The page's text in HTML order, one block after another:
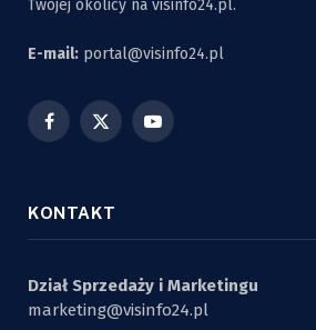
Twojej okolicy na visinfo24.pl.
E-mail: portal@visinfo24.pl
Facebook
X
YouTube
KONTAKT
Dział Sprzedaży i Marketingu
marketing@visinfo24.pl